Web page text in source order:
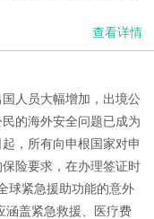
查看详情
人员大幅增加，出境公
的海外安全问题已成为
，所有向申根国家对申
险要求，在办理签证时
球紧急援助功能的意外
涵盖紧急救援、医疗费